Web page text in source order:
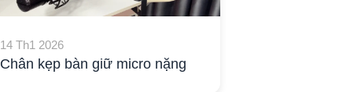
14 Th1 2026
Chân kẹp bàn giữ micro nặng